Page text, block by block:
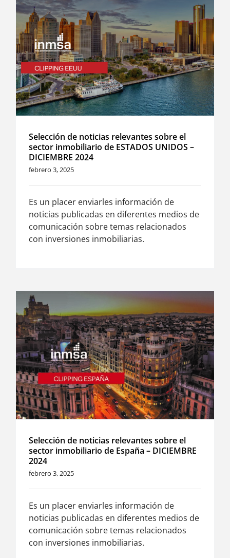
Selección de noticias relevantes sobre el
sector inmobiliario de ESTADOS UNIDOS –
DICIEMBRE 2024
febrero 3, 2025
Es un placer enviarles información de
noticias publicadas en diferentes medios de
comunicación sobre temas relacionados
con inversiones inmobiliarias.
Selección de noticias relevantes sobre el
sector inmobiliario de España – DICIEMBRE
2024
febrero 3, 2025
Es un placer enviarles información de
noticias publicadas en diferentes medios de
comunicación sobre temas relacionados
con inversiones inmobiliarias.